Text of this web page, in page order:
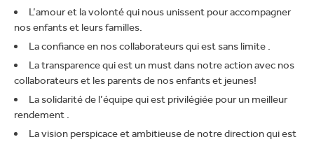
L’amour et la volonté qui nous unissent pour accompagner
nos enfants et leurs familles.
La confiance en nos collaborateurs qui est sans limite .
La transparence qui est un must dans notre action avec nos
collaborateurs et les parents de nos enfants et jeunes!
La solidarité de l’équipe qui est privilégiée pour un meilleur
rendement .
La vision perspicace et ambitieuse de notre direction qui est
envoyer